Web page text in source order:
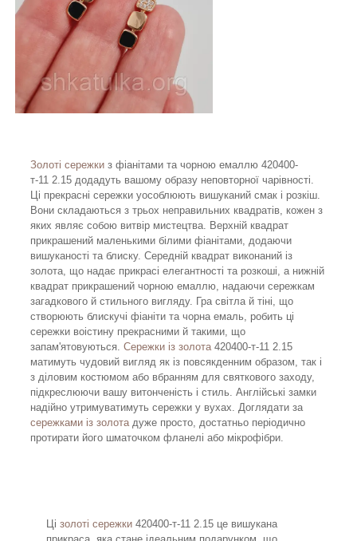
Золоті сережки з фіанітами та чорною емаллю 420400-
т-11 2.15 додадуть вашому образу неповторної чарівності.
Ці прекрасні сережки уособлюють вишуканий смак і розкіш.
Вони складаються з трьох неправильних квадратів, кожен з
яких являє собою витвір мистецтва. Верхній квадрат
прикрашений маленькими білими фіанітами, додаючи
вишуканості та блиску. Середній квадрат виконаний із
золота, що надає прикрасі елегантності та розкоші, а нижній
квадрат прикрашений чорною емаллю, надаючи сережкам
загадкового й стильного вигляду. Гра світла й тіні, що
створюють блискучі фіаніти та чорна емаль, робить ці
сережки воістину прекрасними й такими, що
запам'ятовуються. Сережки із золота420400-т-11 2.15
матимуть чудовий вигляд як із повсякденним образом, так і
з діловим костюмом або вбранням для святкового заходу,
підкреслюючи вашу витонченість і стиль. Англійські замки
надійно утримуватимуть сережки у вухах. Доглядати за
сережками із золотадуже просто, достатньо періодично
протирати його шматочком фланелі або мікрофібри.
Ці золоті сережки 420400-т-11 2.15 це вишукана